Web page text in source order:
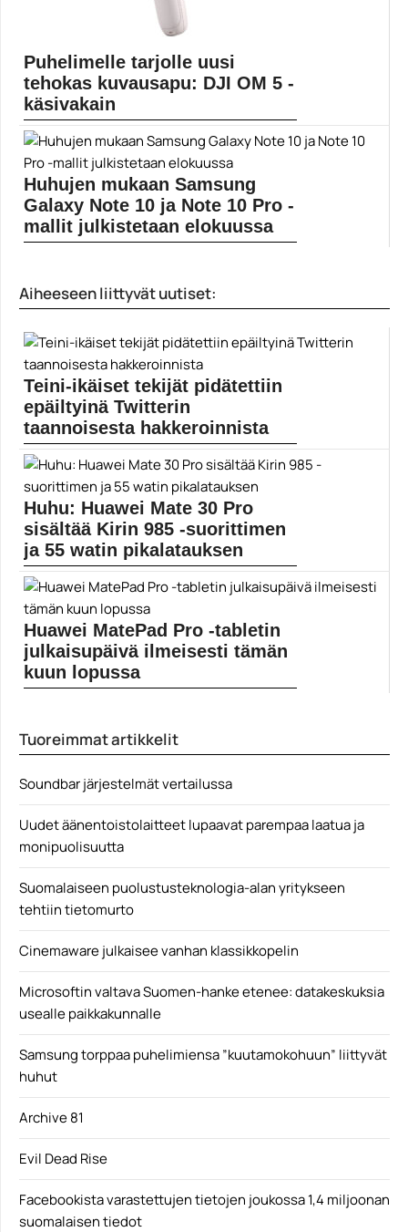
Puhelimelle tarjolle uusi
tehokas kuvausapu: DJI OM 5 -
käsivakain
DJI julkaisi uudistetun OM 5 -käsivakaimen
älypuhelimille. Siinä...
dji
Huhujen mukaan Samsung
Galaxy Note 10 ja Note 10 Pro -
mallit julkistetaan elokuussa
Mobiili
Aiheeseen liittyvät uutiset:
Teini-ikäiset tekijät pidätettiin
epäiltyinä Twitterin
taannoisesta hakkeroinnista
Twitterissä levisi taannoin eri julkisuuden henkilöiden,
hakkerit
Huhu: Huawei Mate 30 Pro
sisältää Kirin 985 -suorittimen
ja 55 watin pikalatauksen
Huawei esitteli keväiset P30 ja P30 Pro -
Huawei
Huawei MatePad Pro -tabletin
julkaisupäivä ilmeisesti tämän
kuun lopussa
Huawei
Tuoreimmat artikkelit
Soundbar järjestelmät vertailussa
Uudet äänentoistolaitteet lupaavat parempaa laatua ja
monipuolisuutta
Suomalaiseen puolustusteknologia-alan yritykseen
tehtiin tietomurto
Cinemaware julkaisee vanhan klassikkopelin
Microsoftin valtava Suomen-hanke etenee: datakeskuksia
usealle paikkakunnalle
Samsung torppaa puhelimiensa ”kuutamokohuun” liittyvät
huhut
Archive 81
Evil Dead Rise
Facebookista varastettujen tietojen joukossa 1,4 miljoonan
suomalaisen tiedot